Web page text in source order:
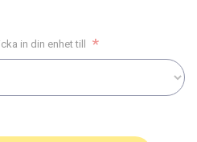
in din enhet till